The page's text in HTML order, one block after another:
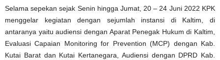
Selama sepekan sejak Senin hingga Jumat, 20 – 24 Juni 2022 KPK
menggelar kegiatan dengan sejumlah instansi di Kaltim, di
antaranya yaitu audiensi dengan Aparat Penegak Hukum di Kaltim,
Evaluasi Capaian Monitoring for Prevention (MCP) dengan Kab.
Kutai Barat dan Kutai Kertanegara, Audiensi dengan DPRD Kab.